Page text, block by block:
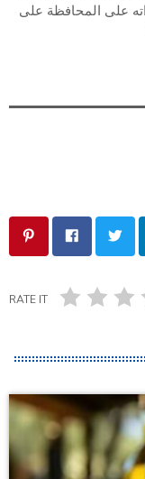
على المحافظة على
RATE IT